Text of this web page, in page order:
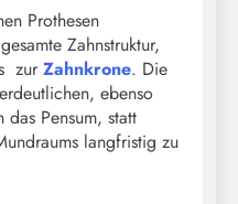
Prothesen
Zahnstruktur,
zur Zahnkrone. Die
ebenso
Pensum, statt
langfristig zu